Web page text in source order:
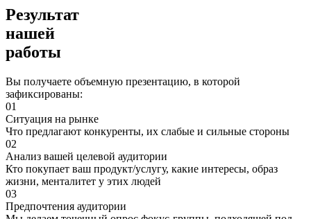
Результат
нашей
работы
Вы получаете объемную презентацию, в которой
зафиксированы:
01
Ситуация на рынке
Что предлагают конкуренты, их слабые и сильные стороны
02
Анализ вашей целевой аудитории
Кто покупает ваш продукт/услугу, какие интересы, образ
жизни, менталитет у этих людей
03
Предпочтения аудитории